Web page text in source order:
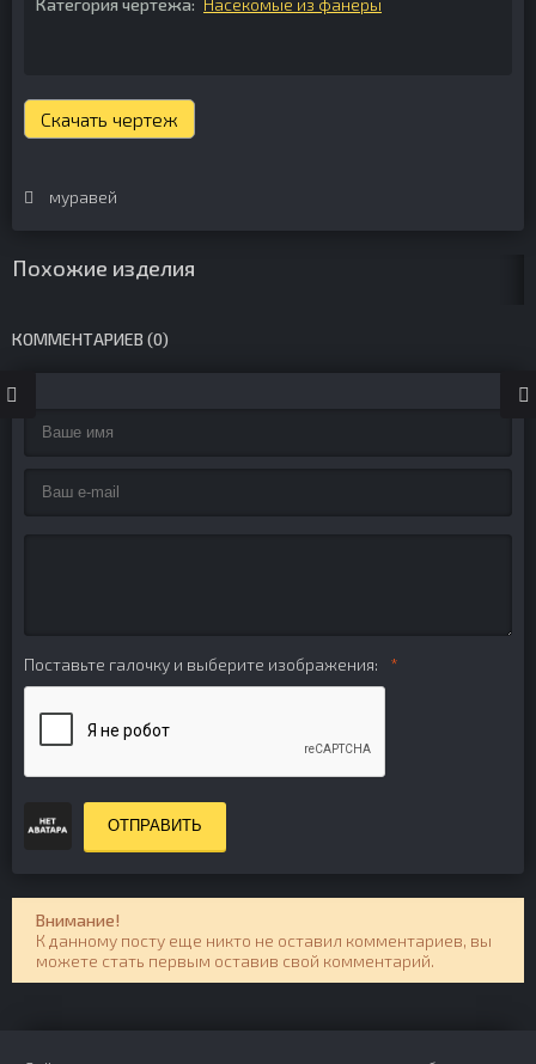
Скачать чертеж
муравей
Похожие изделия
КОММЕНТАРИЕВ (0)
Поставьте галочку и выберите изображения:
ОТПРАВИТЬ
Внимание!
К данному посту еще никто не оставил комментариев, вы
можете стать первым оставив свой комментарий.